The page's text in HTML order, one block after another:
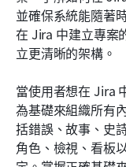
並確保系統能隨著
在 Jira 中建立專案
立更清晰的架構。
當使用者想在 Jira
為基礎來組織所有
括錯誤、故事、史
角色、檢視、看板